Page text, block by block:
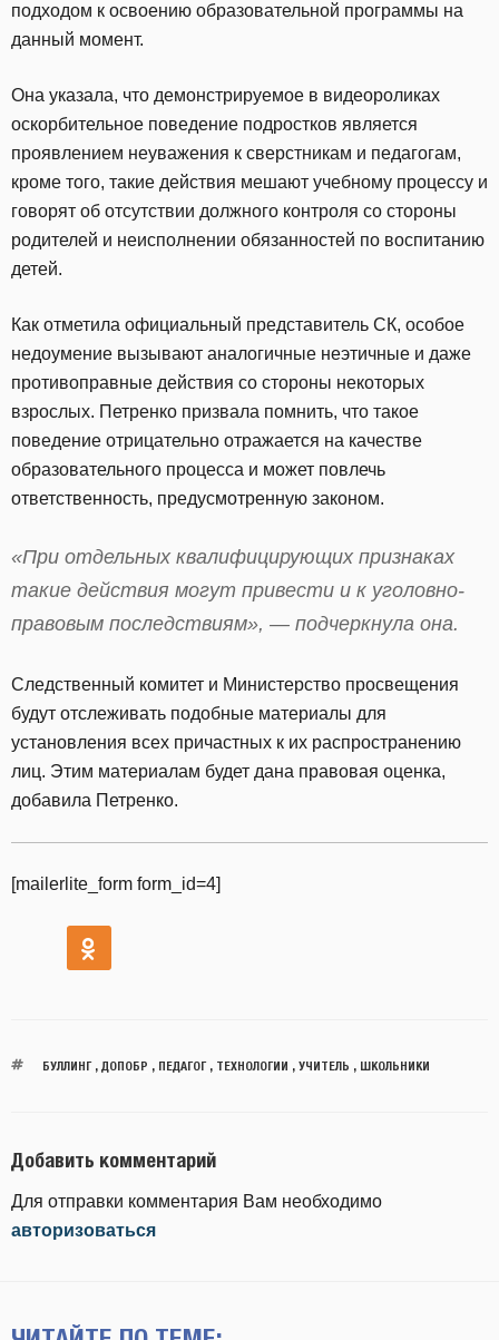
подходом к освоению образовательной программы на
данный момент.
Она указала, что демонстрируемое в видеороликах
оскорбительное поведение подростков является
проявлением неуважения к сверстникам и педагогам,
кроме того, такие действия мешают учебному процессу и
говорят об отсутствии должного контроля со стороны
родителей и неисполнении обязанностей по воспитанию
детей.
Как отметила официальный представитель СК, особое
недоумение вызывают аналогичные неэтичные и даже
противоправные действия со стороны некоторых
взрослых. Петренко призвала помнить, что такое
поведение отрицательно отражается на качестве
образовательного процесса и может повлечь
ответственность, предусмотренную законом.
«При отдельных квалифицирующих признаках
такие действия могут привести и к уголовно-
правовым последствиям», — подчеркнула она.
Следственный комитет и Министерство просвещения
будут отслеживать подобные материалы для
установления всех причастных к их распространению
лиц. Этим материалам будет дана правовая оценка,
добавила Петренко.
[mailerlite_form form_id=4]
БУЛЛИНГ, ДОПОБР , ПЕДАГОГ, ТЕХНОЛОГИИ , УЧИТЕЛЬ , ШКОЛЬНИКИ
Добавить комментарий
Для отправки комментария Вам необходимо
авторизоваться